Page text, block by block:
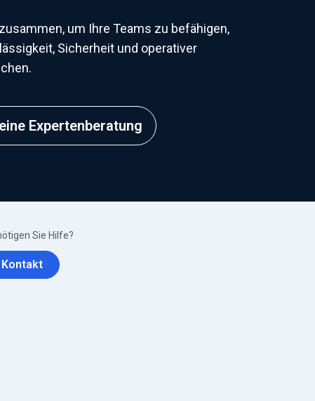
um Ihre Teams zu befähigen,
Sicherheit und operativer
Expertenberatung
Sie Hilfe?
Kontakt